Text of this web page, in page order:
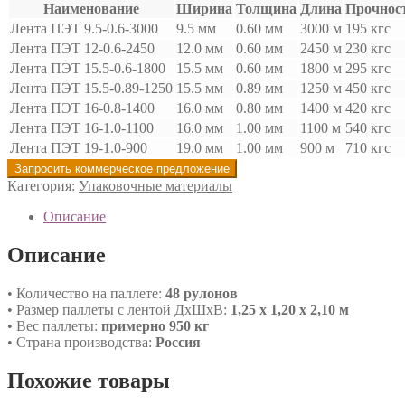
Наименование Ширина Толщина Длина
Лента ПЭТ 9.5-0.6-3000
9.5 мм 0.60 мм 3000 м 195 кгс
Лента ПЭТ 12-0.6-2450
12.0 мм 0.60 мм 2450 м 230 кгс
Лента ПЭТ 15.5-0.6-1800
15.5 мм 0.60 мм 1800 м 295 кгс
Лента ПЭТ 15.5-0.89-1250 15.5 мм 0.89 мм 1250 м 450 кгс
Лента ПЭТ 16-0.8-1400
16.0 мм 0.80 мм 1400 м 420 кгс
Лента ПЭТ 16-1.0-1100
16.0 мм 1.00 мм 1100 м 540 кгс
Лента ПЭТ 19-1.0-900
19.0 мм 1.00 мм 900 м 710 кгс
Запросить коммерческое предложение
Категория: Упаковочные материалы
Описание
Описание
• Количество на паллете: 48 рулонов
• Размер паллеты с лентой ДхШхВ: 1,25 х 1,20 х 2,10 м
• Вес паллеты: примерно 950 кг
• Страна производства: Россия
Похожие товары